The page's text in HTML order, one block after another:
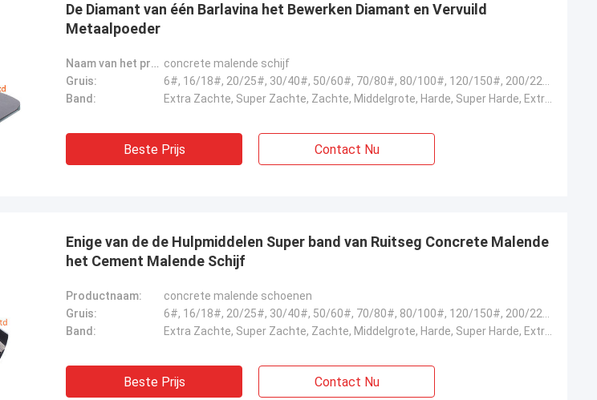
De Diamant van één Barlavina het Bewerken Diamant en Vervuild
Metaalpoeder
Naam van het product: concrete malende schijf
Gruis:
Band:
Beste Prijs Contact Nu
Enige van de de Hulpmiddelen Super band van Ruitseg Concrete Malende
het Cement Malende Schijf
Productnaam:
concrete malende schoenen
Gruis:
Band:
Beste Prijs Contact Nu